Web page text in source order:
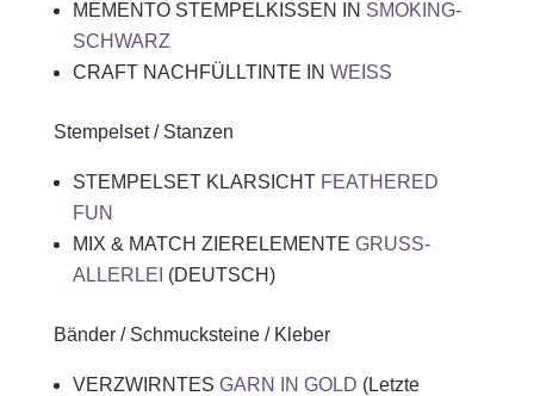
MEMENTO STEMPELKISSEN IN SMOKING-
SCHWARZ
CRAFT NACHFÜLLTINTE IN WEISS
Stempelset / Stanzen
STEMPELSET KLARSICHT FEATHERED
FUN
MIX & MATCH ZIERELEMENTE GRUSS-
ALLERLEI (DEUTSCH)
Bänder / Schmucksteine / Kleber
VERZWIRNTES GARN IN GOLD (Letzte